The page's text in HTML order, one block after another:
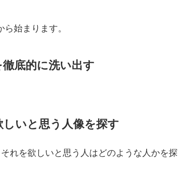
始まります。
底的に洗い出す
いと思う人像を探す
れを欲しいと思う人はどのような人かを探